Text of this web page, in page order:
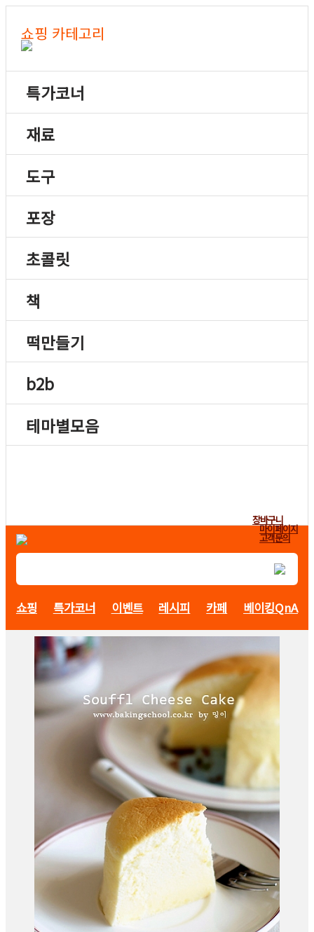
쇼핑 카테고리
특가코너
재료
도구
포장
초콜릿
책
떡만들기
b2b
테마별모음
장바구니
마이페이지
고객문의
쇼핑 특가코너 이벤트 레시피 카페 베이킹QnA